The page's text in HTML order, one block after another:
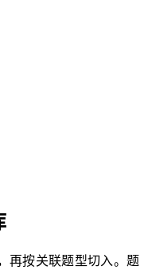
再按关联题型切入。题